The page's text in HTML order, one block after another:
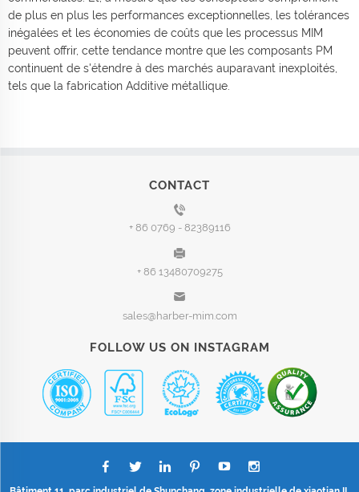
de plus en plus les performances exceptionnelles, les tolérances
inégalées et les économies de coûts que les processus MIM
peuvent offrir, cette tendance montre que les composants PM
continuent de s'étendre à des marchés auparavant inexploités,
tels que la fabrication Additive métallique.
CONTACT
+ 86 0769 - 82389116
+ 86 13480709275
sales@harber-mim.com
FOLLOW US ON INSTAGRAM